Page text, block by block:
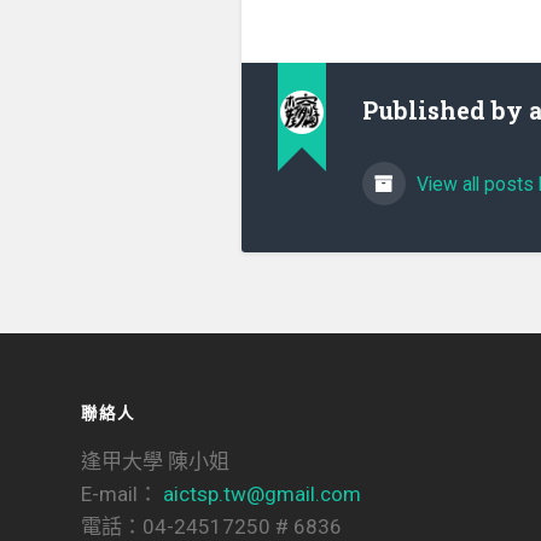
Published by
View all posts
聯絡人
逢甲大學 陳小姐
E-mail： aictsp.tw@gmail.com
電話：04-24517250 # 6836